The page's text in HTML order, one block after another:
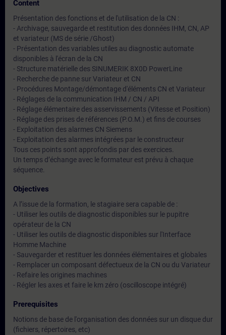
Content
Présentation des fonctions et de l'utilisation de la CN :
- Archivage, sauvegarde et restitution des données IHM, CN, AP
et variateur (MS de série /Ghost)
- Présentation des variables utiles au diagnostic automate
disponibles à l'écran de la CN
- Structure matérielle des SINUMERIK 8X0D PowerLine
- Recherche de panne sur Variateur et CN
- Procédures Montage/démontage d'éléments CN et Variateur
- Réglages de la communication IHM / CN / API
- Réglage élémentaire des asservissements (Vitesse et Position)
- Réglage des prises de références (P.O.M.) et fins de courses
- Exploitation des alarmes CN Siemens
- Exploitation des alarmes intégrées par le constructeur
Tous ces points sont approfondis par des exercices.
Un temps d’échange avec le formateur est prévu à chaque
séquence.
Objectives
A l’issue de la formation, le stagiaire sera capable de :
- Utiliser les outils de diagnostic disponibles sur le pupitre
opérateur de la CN
- Utiliser les outils de diagnostic disponibles sur l'Interface
Homme Machine
- Sauvegarder et restituer les données élémentaires et globales
- Remplacer un composant défectueux de la CN ou du Variateur
- Refaire les origines machines
- Régler les axes et faire le km zéro (oscilloscope intégré)
Prerequisites
Notions de base de l'organisation des données sur un disque dur
(fichiers, répertoires, etc)